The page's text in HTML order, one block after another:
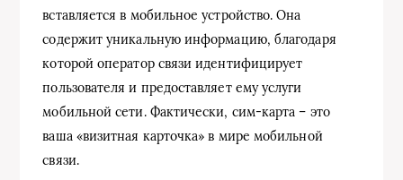
вставляется в мобильное устройство. Она
содержит уникальную информацию, благодаря
которой оператор связи идентифицирует
пользователя и предоставляет ему услуги
мобильной сети. Фактически, сим-карта – это
ваша «визитная карточка» в мире мобильной
связи.